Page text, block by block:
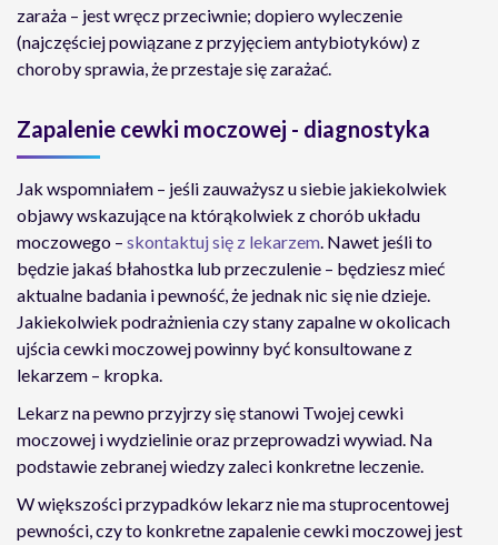
zaraża – jest wręcz przeciwnie; dopiero wyleczenie
(najczęściej powiązane z przyjęciem antybiotyków) z
choroby sprawia, że przestaje się zarażać.
Zapalenie cewki moczowej - diagnostyka
Jak wspomniałem – jeśli zauważysz u siebie jakiekolwiek
objawy wskazujące na którąkolwiek z chorób układu
moczowego – skontaktuj się z lekarzem. Nawet jeśli to
będzie jakaś błahostka lub przeczulenie – będziesz mieć
aktualne badania i pewność, że jednak nic się nie dzieje.
Jakiekolwiek podrażnienia czy stany zapalne w okolicach
ujścia cewki moczowej powinny być konsultowane z
lekarzem – kropka.
Lekarz na pewno przyjrzy się stanowi Twojej cewki
moczowej i wydzielinie oraz przeprowadzi wywiad. Na
podstawie zebranej wiedzy zaleci konkretne leczenie.
W większości przypadków lekarz nie ma stuprocentowej
pewności, czy to konkretne zapalenie cewki moczowej jest